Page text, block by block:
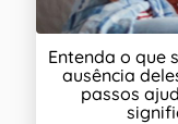
Entenda o que
ausência
passos